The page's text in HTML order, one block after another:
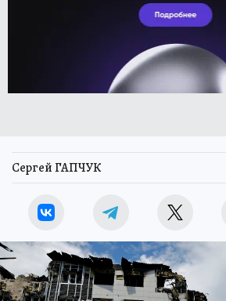
Сергей ГАПЧУК